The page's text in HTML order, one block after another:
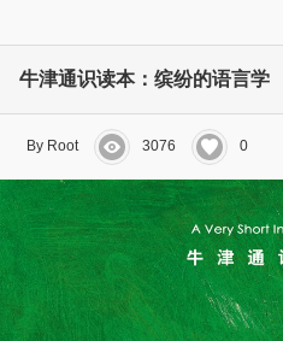
牛津通识读本：缤纷的语言学
By Root 3076 0